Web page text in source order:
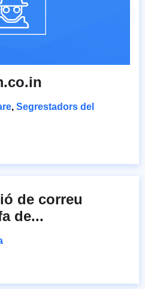
, Segrestadors del
de correu
de...